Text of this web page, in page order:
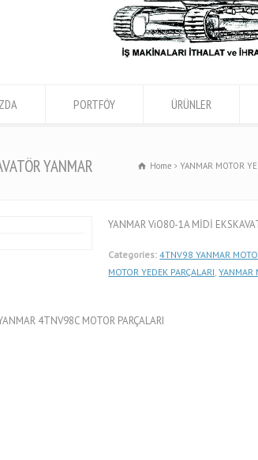
PORTFÖY ÜRÜNLER
YANMAR Home YANMAR MOTOR
YANMAR ViO80-1A MİDİ
Categories: 4TNV98 YANMAR
MOTOR YEDEK PARÇALARI,YANMAR
4TNV98C MOTOR PARÇALARI